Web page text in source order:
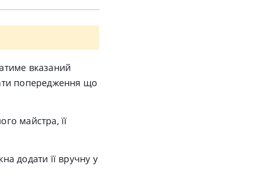
вказаний
попередження що
майстра, її
додати її вручну у